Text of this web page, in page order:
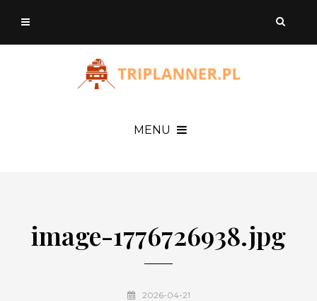
MENU
image-1776726938.jpg
2026-04-21